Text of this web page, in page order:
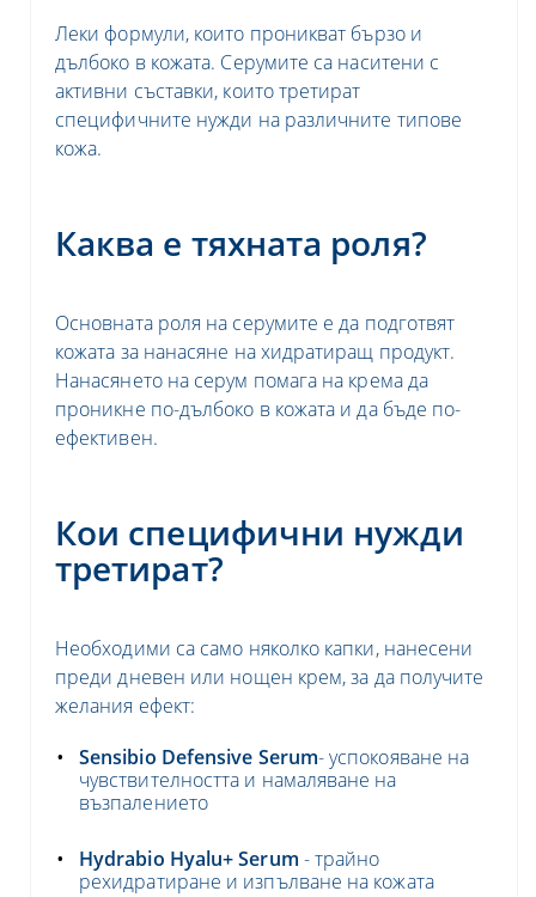
Леки формули, които проникват бързо и
дълбоко в кожата. Серумите са наситени с
активни съставки, които третират
специфичните нужди на различните типове
кожа.
Каква е тяхната роля?
Основната роля на серумите е да подготвят
кожата за нанасяне на хидратиращ продукт.
Нанасянето на серум помага на крема да
проникне по-дълбоко в кожата и да бъде по-
ефективен.
Кои специфични нужди
третират?
Необходими са само няколко капки, нанесени
преди дневен или нощен крем, за да получите
желания ефект:
Sensibio Defensive Serum- успокояване на
чувствителността и намаляване на
възпалението
Hydrabio Hyalu+Serum - трайно
рехидратиране и изпълване на кожата